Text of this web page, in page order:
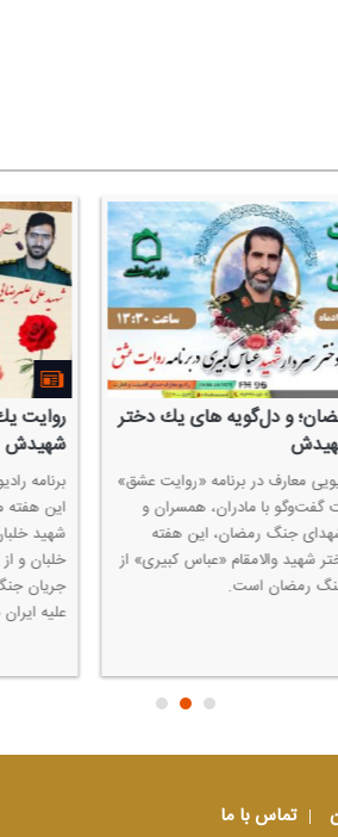
هم‌رزمِ شهیده "فهیمه سیاری" مهمان
برنامه «روایت عشق»
در ادامه گفت‌و‌گو با مادران، همسران
وخانواده‌های شهداء و ایثارگران، برنامه
«روایت عشق» این هفته میزبان سركار خانم
فتاحی‌زاده، همرزم طلبه شهیده "فهیمه
سیاری" از شهدای سال‌های دفاع مقدس
تماس با ما